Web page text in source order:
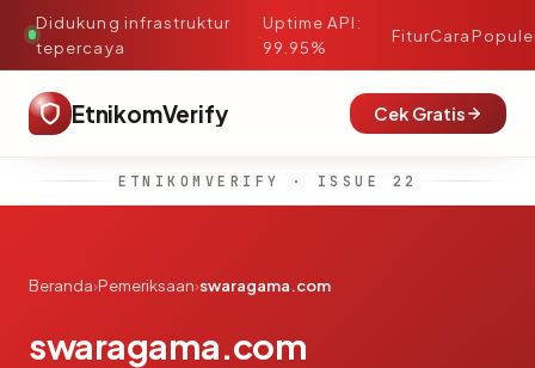
Didukung infrastruktur
tepercaya
·
Uptime API:
99.95%
FiturCara
EtnikomVerify Cek Gratis
ETNIKOMVERIFY · ISSUE 22
Beranda›Pemeriksaan›swaragama.com
swaragama.com